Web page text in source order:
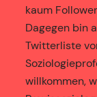
kaum
Dagegen bin
Twitterliste
willkommen,